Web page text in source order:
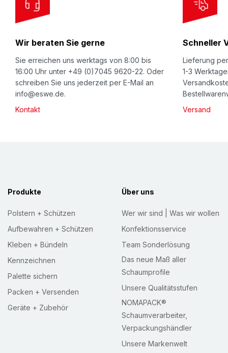
e
w
s
Wir beraten Sie gerne
Sie erreichen uns werktags von 8:00 bis
16:00 Uhr unter +49 (0)7045 9620-22. Oder
schreiben Sie uns jederzeit per E-Mail an
info@eswe.de.
Kontakt
Schneller
Lieferung
1-3
Versand
Produkte
Polstern + Schützen
Aufbewahren + Schützen
Kleben + Bündeln
Kennzeichnen
Palette sichern
Packen + Versenden
Geräte + Zubehör
Über uns
Wer wir sind | Was wir wollen
Konfektionsservice
Team Sonderlösung
Das neue Maß aller
Schaumprofile
Unsere Qualitätsstufen
NOMAPACK®
Schaumverarbeiter,
Verpackungshändler
Unsere Markenwelt